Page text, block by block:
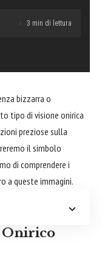
3 min di lettura
bizzarra o
tipo di visione onirica
preziose sulla
il simbolo
di comprendere i
a queste immagini.
Onirico